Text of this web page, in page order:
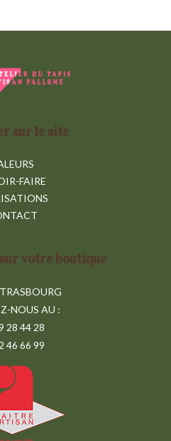
sur le site
FAIRE
votre boutique
NOUS AU :
28 44 28
46 66 99